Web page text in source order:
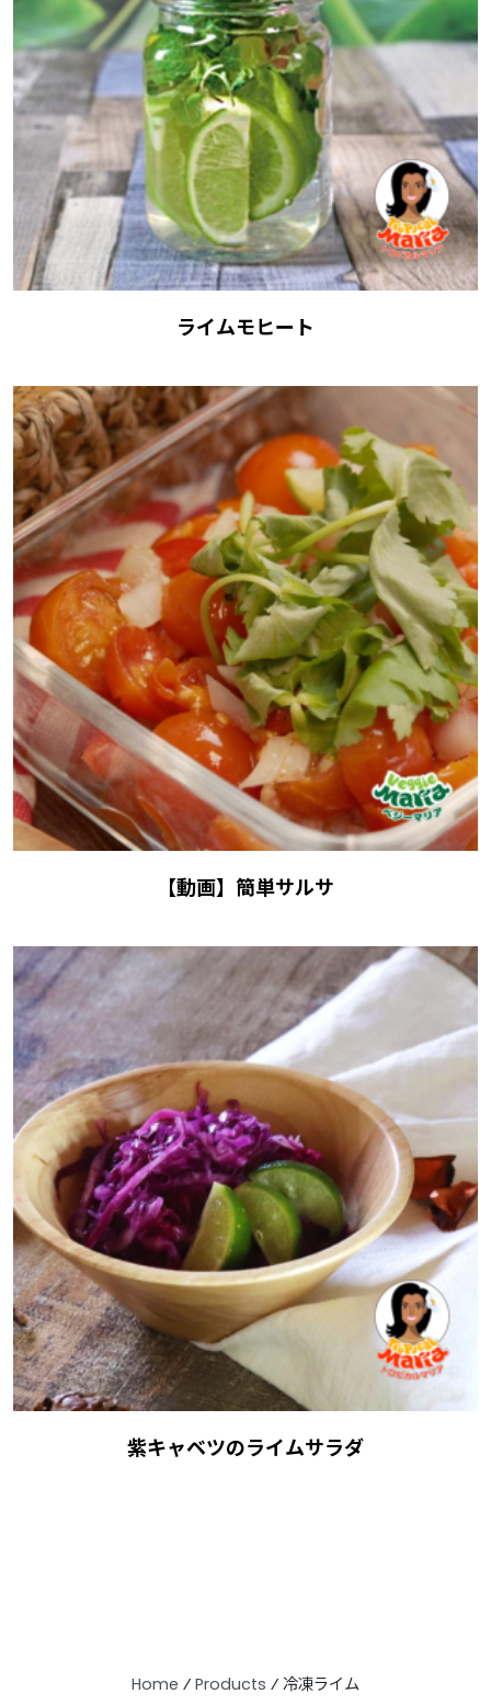
ライムモヒート
【動画】簡単サルサ
紫キャベツのライムサラダ
Home ⁄ Products ⁄ 冷凍ライム